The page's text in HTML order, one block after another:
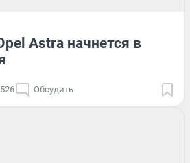
Astra начнется в
526 Обсудить